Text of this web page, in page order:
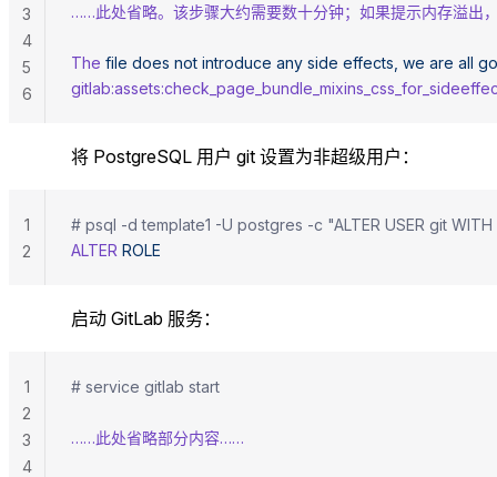
……此处省略。该步骤大约需要数十分钟；如果提示内存溢出
The file does not introduce any side effects, we are all
3
4
5
6
将 PostgreSQL 用户 git 设置为非超级用户：
# psql -d template1 -U postgres -c "ALTER USER git WITH
ALTER ROLE
1
2
启动 GitLab 服务：
# service gitlab start
……此处省略部分内容……
1
2
3
4